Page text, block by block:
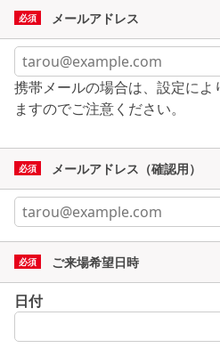
メールアドレス
携帯メールの場合は、設定によ
ますのでご注意ください。
メールアドレス（確認用）
ご来場希望日時
日付